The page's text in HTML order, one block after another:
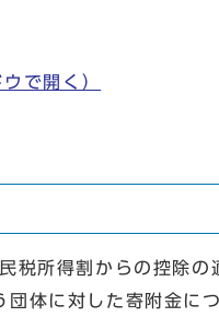
で開く）
所得割からの控除
体に対した寄附金に